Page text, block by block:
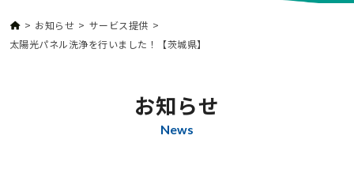
お知らせ
サービス提供
太陽光パネル洗浄を行いました！【茨城県】
お知らせ
News